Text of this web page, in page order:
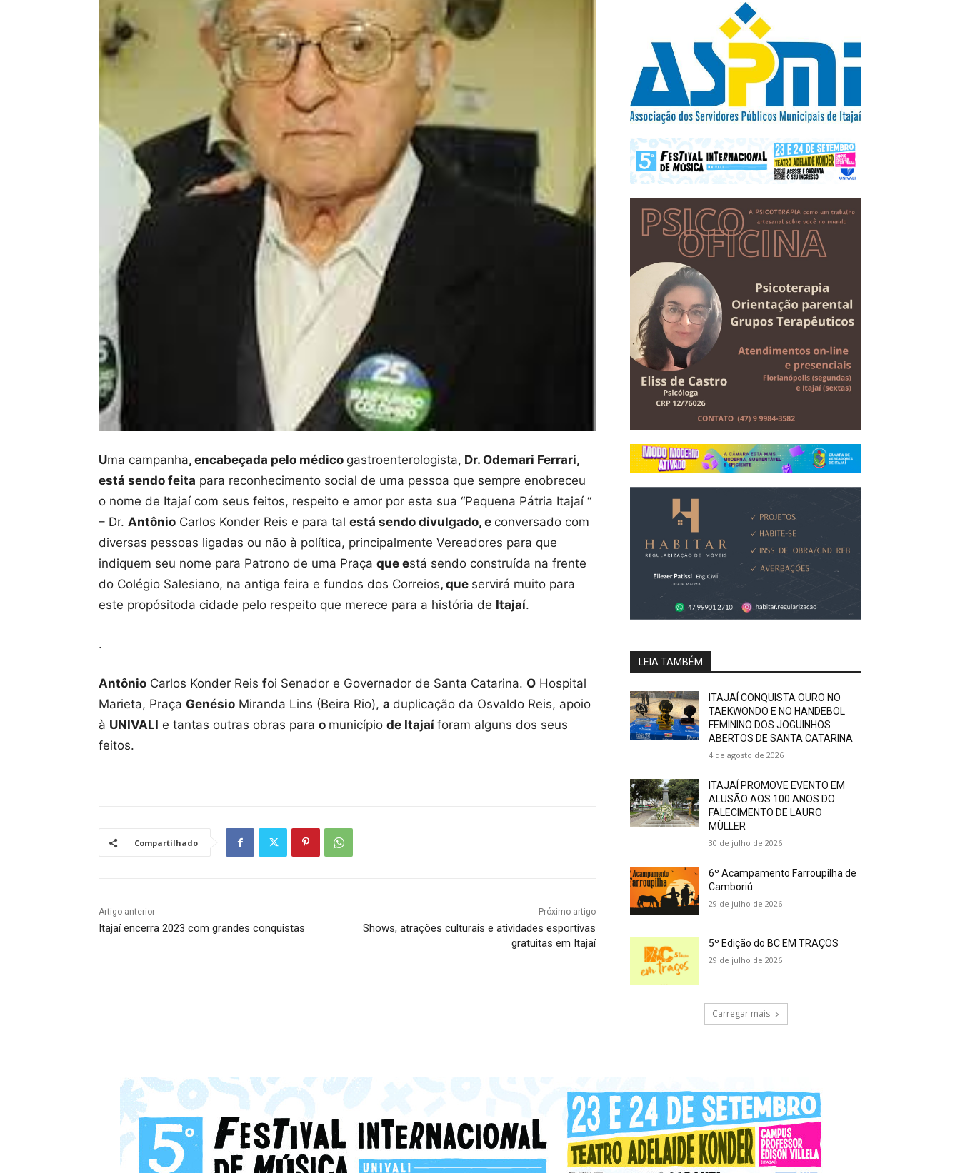
Uma campanha, encabeçada pelo médico gastroenterologista, Dr. Odemari Ferrari,
está sendo feita para reconhecimento social de uma pessoa que sempre enobreceu
o nome de Itajaí com seus feitos, respeito e amor por esta sua “Pequena Pátria Itajaí “
– Dr. Antônio Carlos Konder Reis e para tal está sendo divulgado, e conversado com
diversas pessoas ligadas ou não à política, principalmente Vereadores para que
indiquem seu nome para Patrono de uma Praça que está sendo construída na frente
do Colégio Salesiano, na antiga feira e fundos dos Correios, que servirá muito para
este propósitoda cidade pelo respeito que merece para a história de Itajaí.
.
Antônio Carlos Konder Reis foi Senador e Governador de Santa Catarina. O Hospital
Marieta, Praça Genésio Miranda Lins (Beira Rio), a duplicação da Osvaldo Reis, apoio
à UNIVALI e tantas outras obras para o município de Itajaí foram alguns dos seus
feitos.
Compartilhado
Artigo anterior
Itajaí encerra 2023 com grandes conquistas
Próximo artigo
Shows, atrações culturais e atividades esportivas
gratuitas em Itajaí
LEIA TAMBÉM
ITAJAÍ CONQUISTA OURO NO
TAEKWONDO E NO HANDEBOL
FEMININO DOS JOGUINHOS
ABERTOS DE SANTA CATARINA
4 de agosto de 2026
ITAJAÍ PROMOVE EVENTO EM
ALUSÃO AOS 100 ANOS DO
FALECIMENTO DE LAURO
MÜLLER
30 de julho de 2026
6º Acampamento Farroupilha de
Camboriú
29 de julho de 2026
5º Edição do BC EM TRAÇOS
29 de julho de 2026
Carregar mais